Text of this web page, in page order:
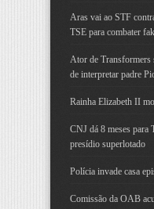
Aras vai ao STF
TSE para combater
Ator de Transformers
de interpretar padre
Rainha Elizabeth II
CNJ dá 8 meses para
presídio superlotado
Polícia invade casa
Comissão da OAB